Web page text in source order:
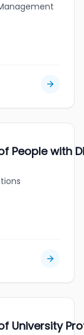
People with
University